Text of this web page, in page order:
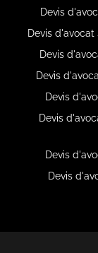
Devis
Devis
Devis
Devis
Devis
Devis
Devis
Devis